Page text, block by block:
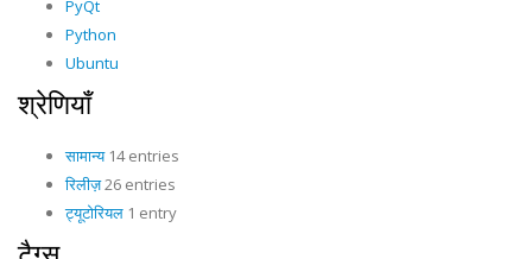
PyQt
Python
Ubuntu
श्रेणियाँ
सामान्य14 entries
रिलीज़26 entries
ट्यूटोरियल 1 entry